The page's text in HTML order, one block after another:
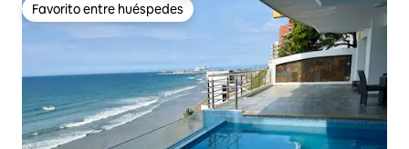
Favorito entre huéspedes
Favorito entre huéspedes